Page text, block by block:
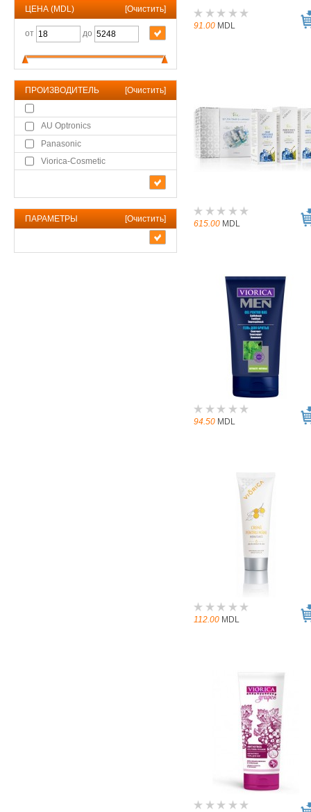
ЦЕНА (MDL) [Очистить]
от до
ПРОИЗВОДИТЕЛЬ [Очистить]
AU Optronics
Panasonic
Viorica-Cosmetic
ПАРАМЕТРЫ [Очистить]
91.00 MDL
615.00 MDL
94.50 MDL
112.00 MDL